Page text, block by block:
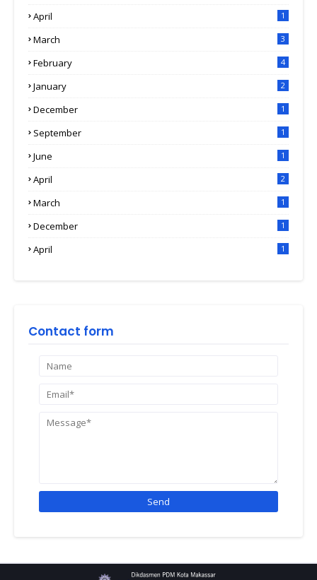
April 1
March 3
February 4
January 2
December 1
September 1
June 1
April 2
March 1
December 1
April 1
Contact form